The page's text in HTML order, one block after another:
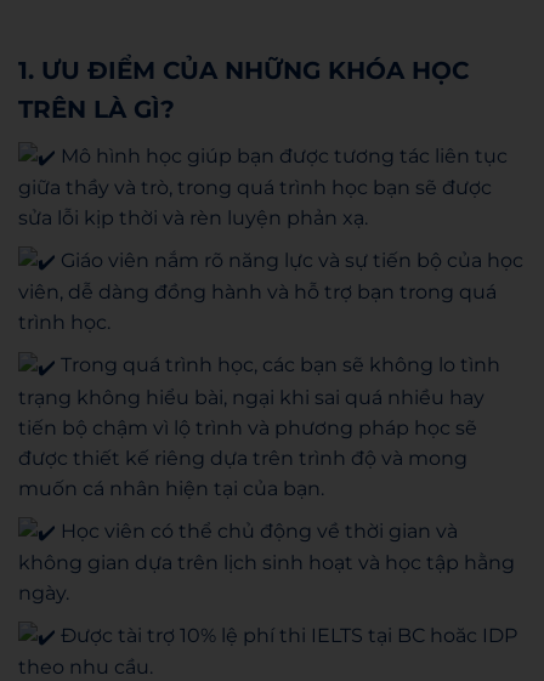
1. ƯU ĐIỂM CỦA NHỮNG KHÓA HỌC
TRÊN LÀ GÌ?
Mô hình học giúp bạn được tương tác liên tục
giữa thầy và trò, trong quá trình học bạn sẽ được
sửa lỗi kịp thời và rèn luyện phản xạ.
Giáo viên nắm rõ năng lực và sự tiến bộ của học
viên, dễ dàng đồng hành và hỗ trợ bạn trong quá
trình học.
Trong quá trình học, các bạn sẽ không lo tình
trạng không hiểu bài, ngại khi sai quá nhiều hay
tiến bộ chậm vì lộ trình và phương pháp học sẽ
được thiết kế riêng dựa trên trình độ và mong
muốn cá nhân hiện tại của bạn.
Học viên có thể chủ động về thời gian và
không gian dựa trên lịch sinh hoạt và học tập hằng
ngày.
Được tài trợ 10% lệ phí thi IELTS tại BC hoăc IDP
theo nhu cầu.